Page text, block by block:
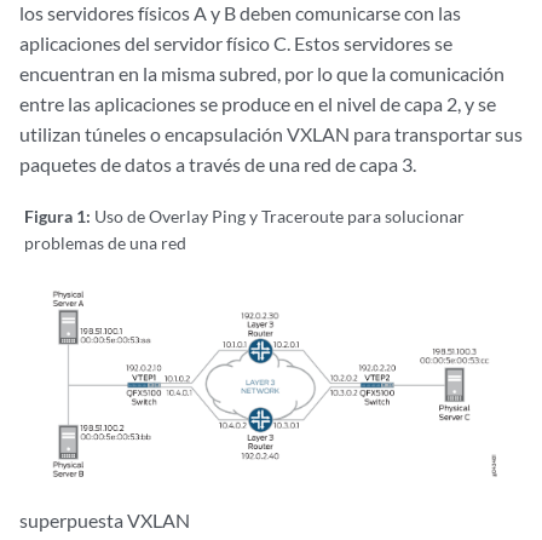
los servidores físicos A y B deben comunicarse con las
aplicaciones del servidor físico C. Estos servidores se
encuentran en la misma subred, por lo que la comunicación
entre las aplicaciones se produce en el nivel de capa 2, y se
utilizan túneles o encapsulación VXLAN para transportar sus
paquetes de datos a través de una red de capa 3.
Figura 1: Uso de Overlay Ping y Traceroute para solucionar
problemas de una red
superpuesta VXLAN